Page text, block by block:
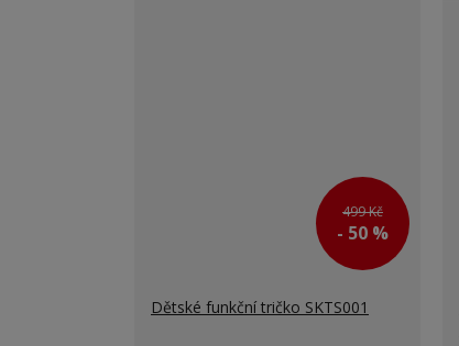
499 Kč
- 50 %
Dětské funkční tričko SKTS001